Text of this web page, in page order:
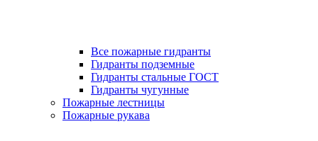
Все пожарные гидранты
Гидранты подземные
Гидранты стальные ГОСТ
Гидранты чугунные
Пожарные лестницы
Пожарные рукава